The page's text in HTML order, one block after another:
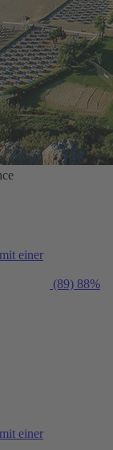
einer
(89) 88%
einer